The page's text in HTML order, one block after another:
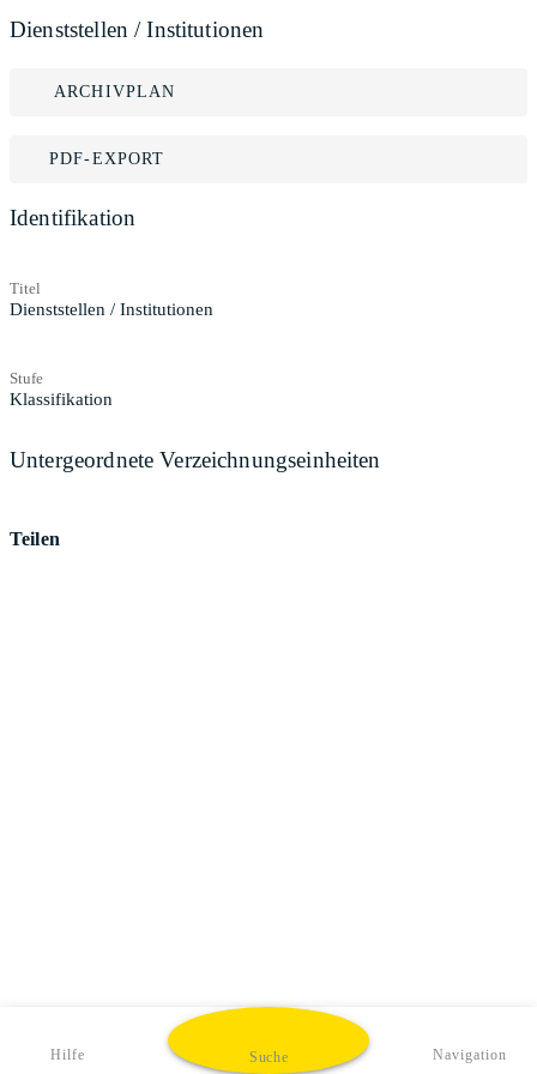
Dienststellen / Institutionen
ARCHIVPLAN
PDF-EXPORT
Identifikation
Titel
Dienststellen / Institutionen
Stufe
Klassifikation
Untergeordnete Verzeichnungseinheiten
Teilen
Hilfe Suche Navigation